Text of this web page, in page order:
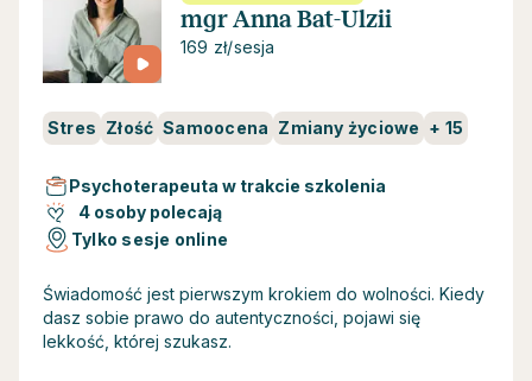
mgr Anna Bat-Ulzii
169 zł/sesja
Stres Złość Samoocena Zmiany życiowe + 15
Psychoterapeuta w trakcie szkolenia
4 osoby polecają
Tylko sesje online
Świadomość jest pierwszym krokiem do wolności. Kiedy
dasz sobie prawo do autentyczności, pojawi się
lekkość, której szukasz.